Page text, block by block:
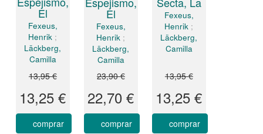
El
Fexeus,
Henrik ;
Läckberg,
Camilla
13,95 €
13,25 €
comprar
El
Fexeus,
Henrik ;
Läckberg,
Camilla
23,90 €
22,70 €
comprar
Fexeus,
Henrik ;
Läckberg,
Camilla
13,95 €
13,25 €
comprar